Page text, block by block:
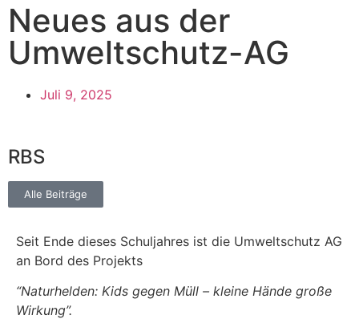
Neues aus der
Umweltschutz-AG
Juli 9, 2025
RBS
Alle Beiträge
Seit Ende dieses Schuljahres ist die Umweltschutz AG
an Bord des Projekts
“Naturhelden: Kids gegen Müll – kleine Hände große
Wirkung”.